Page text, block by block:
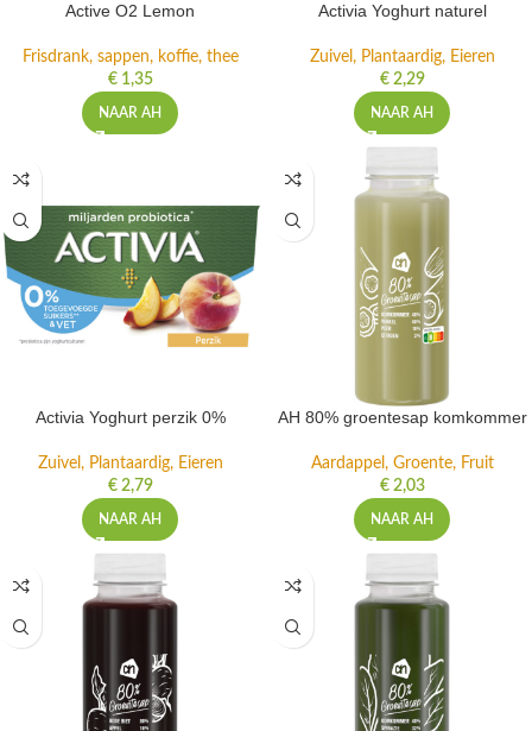
Active O2 Lemon
Frisdrank, sappen, koffie, thee
€1,35
NAAR AH
Activia Yoghurt naturel
Zuivel, Plantaardig, Eieren
€2,29
NAAR AH
Activia Yoghurt perzik 0%
Zuivel, Plantaardig, Eieren
€2,79
NAAR AH
AH 80% groentesap komkommer
Aardappel, Groente, Fruit
€2,03
NAAR AH